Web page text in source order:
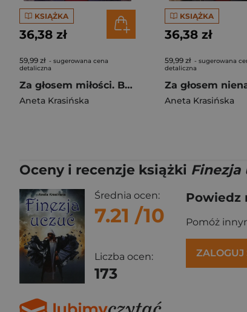
KSIĄŻKA
36,38 zł
59,99 zł - sugerowana cena
detaliczna
Za głosem miłości. Barwy uczuć. Tom 1 Duże Litery
Aneta Krasińska
KSIĄŻKA
36,38 zł
59,99 zł - sugerowana
detaliczna
Aneta Krasińska
Oceny i recenzje książki Finezja
Średnia ocen:
7.21 /10
Liczba ocen:
173
Powiedz
Pomóż
ZALOGUJ